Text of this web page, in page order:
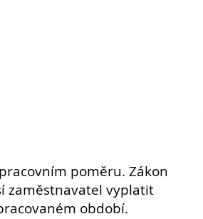
poměru. Zákon
zaměstnavatel vyplatit
období.